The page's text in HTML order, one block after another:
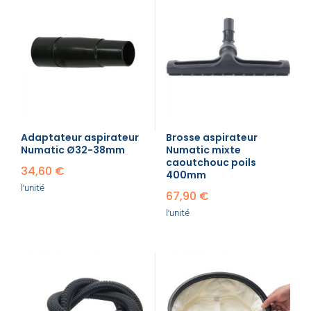
Delcourt propose une catégorie dédiée aux
accessoires aspirateur professionnels avec un
large choix de références, de nombreuses marques
Adaptateur aspirateur
Numatic Ø32-38mm
34,60 €
l'unité
Brosse aspirateur
Numatic mixte
caoutchouc poils
400mm
67,90 €
l'unité